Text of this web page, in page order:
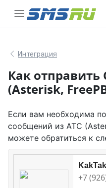
Интеграция
Как
(Asterisk,
Если вам необходима
сообщений из АТС
можете обратиться к
+7